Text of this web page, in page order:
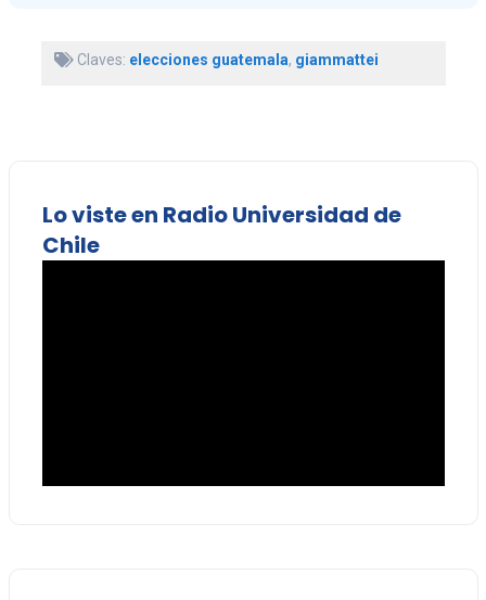
Claves: elecciones guatemala, giammattei
Lo viste en Radio Universidad de
Chile